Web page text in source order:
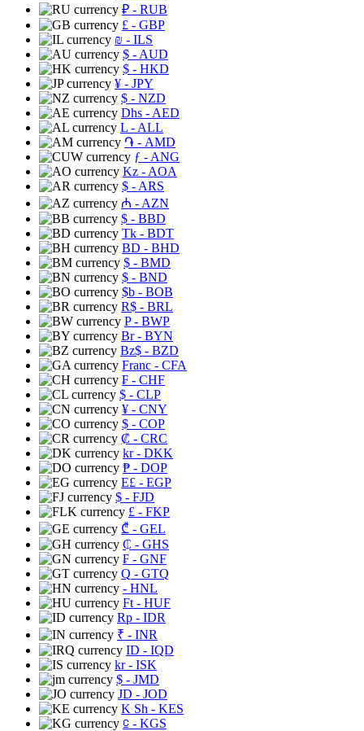
₽ - RUB
£ - GBP
₪ - ILS
$ - AUD
$ - HKD
¥ - JPY
$ - NZD
Dhs - AED
L - ALL
֏ - AMD
ƒ - ANG
Kz - AOA
$ - ARS
₼ - AZN
$ - BBD
Tk - BDT
BD - BHD
$ - BMD
$ - BND
$b - BOB
R$ - BRL
P- BWP
Br- BYN
Bz$ - BZD
Franc - CFA
₣ - CHF
$ - CLP
¥ - CNY
$ - COP
₡ - CRC
kr- DKK
₱ - DOP
E£ - EGP
$ - FJD
£ - FKP
₾ - GEL
₵ - GHS
₣ - GNF
Q - GTQ
- HNL
Ft - HUF
Rp - IDR
₹ - INR
ID - IQD
kr- ISK
$ - JMD
JD - JOD
K Sh - KES
⃀ - KGS